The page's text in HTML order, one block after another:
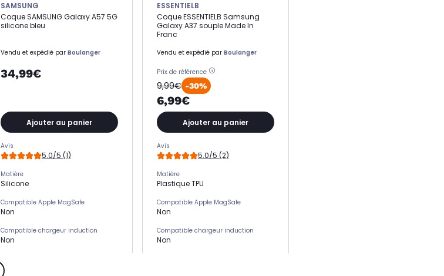
SAMSUNG
Coque SAMSUNG Galaxy A57 5G
silicone bleu
Vendu et expédié par Boulanger
34,99€
Ajouter au panier
Avis
5.0/5 (1)
Matière
Silicone
Compatible Apple MagSafe
Non
Compatible chargeur induction
Non
Oui
ESSENTIELB
Coque ESSENTIELB Samsung
Galaxy A37 souple Made In
Franc
Vendu et expédié par Boulanger
Prix de référence
9,99€ -30%
6,99€
Ajouter au panier
Avis
5.0/5 (2)
Matière
Plastique TPU
Compatible Apple MagSafe
Non
Compatible chargeur induction
Non